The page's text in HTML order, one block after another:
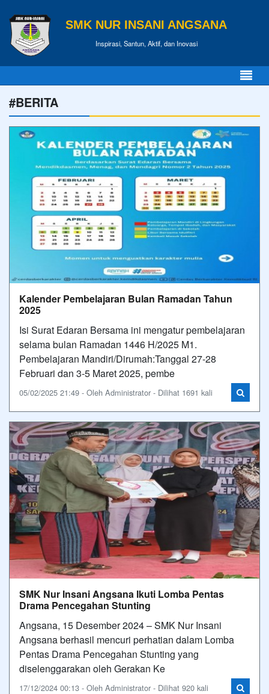
SMK NUR INSANI ANGSANA
Inspirasi, Santun, Aktif, dan Inovasi
#BERITA
Kalender Pembelajaran Bulan Ramadan Tahun
2025
Isi Surat Edaran Bersama ini mengatur pembelajaran
selama bulan Ramadan 1446 H/2025 M1.
Pembelajaran Mandiri/Dirumah:Tanggal 27-28
Februari dan 3-5 Maret 2025, pembe
05/02/2025 21:49 - Oleh Administrator - Dilihat 1691 kali
SMK Nur Insani Angsana Ikuti Lomba Pentas
Drama Pencegahan Stunting
Angsana, 15 Desember 2024 – SMK Nur Insani
Angsana berhasil mencuri perhatian dalam Lomba
Pentas Drama Pencegahan Stunting yang
diselenggarakan oleh Gerakan Ke
17/12/2024 00:13 - Oleh Administrator - Dilihat 920 kali